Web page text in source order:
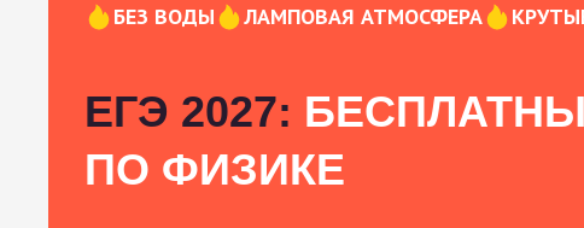
БЕЗ ВОДЫ ЛАМПОВАЯ АТМОСФЕРА
ЕГЭ 2027:
ПО ФИЗИКЕ